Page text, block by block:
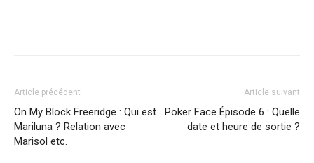
Article précédent
On My Block Freeridge : Qui est
Mariluna ? Relation avec
Marisol etc.
Article suivant
Poker Face Épisode 6 : Quelle
date et heure de sortie ?